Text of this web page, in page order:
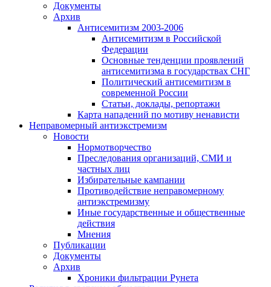
Документы
Архив
Антисемитизм 2003-2006
Антисемитизм в Российской
Федерации
Основные тенденции проявлений
антисемитизма в государствах СНГ
Политический антисемитизм в
современной России
Статьи, доклады, репортажи
Карта нападений по мотиву ненависти
Неправомерный антиэкстремизм
Новости
Нормотворчество
Преследования организаций, СМИ и
частных лиц
Избирательные кампании
Противодействие неправомерному
антиэкстремизму
Иные государственные и общественные
действия
Мнения
Публикации
Документы
Архив
Хроники фильтрации Рунета